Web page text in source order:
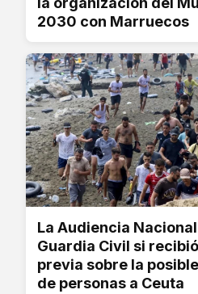
2030 con Marruecos
La Audiencia
Guardia Civil si
previa sobre la
de personas a Ceuta